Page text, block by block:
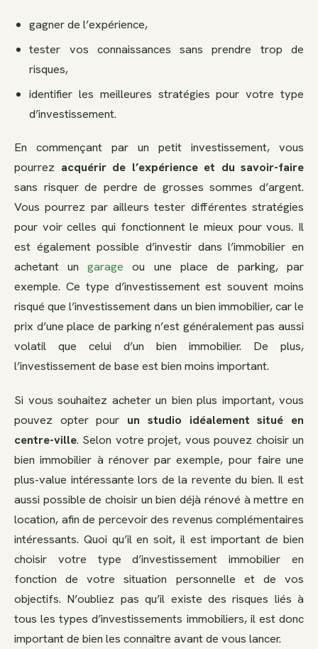
gagner de l’expérience,
tester vos connaissances sans prendre trop de
risques,
identifier les meilleures stratégies pour votre type
d’investissement.
En commençant par un petit investissement, vous
pourrez acquérir de l’expérience et du savoir-faire
sans risquer de perdre de grosses sommes d’argent.
Vous pourrez par ailleurs tester différentes stratégies
pour voir celles qui fonctionnent le mieux pour vous. Il
est également possible d’investir dans l’immobilier en
achetant ungarage ou une place de parking, par
exemple. Ce type d’investissement est souvent moins
risqué que l’investissement dans un bien immobilier, car le
prix d’une place de parking n’est généralement pas aussi
volatil que celui d’un bien immobilier. De plus,
l’investissement de base est bien moins important.
Si vous souhaitez acheter un bien plus important, vous
pouvez opter pour un studio idéalement situé en
centre-ville. Selon votre projet, vous pouvez choisir un
bien immobilier à rénover par exemple, pour faire une
plus-value intéressante lors de la revente du bien. Il est
aussi possible de choisir un bien déjà rénové à mettre en
location, afin de percevoir des revenus complémentaires
intéressants. Quoi qu’il en soit, il est important de bien
choisir votre type d’investissement immobilier en
fonction de votre situation personnelle et de vos
objectifs. N’oubliez pas qu’il existe des risques liés à
tous les types d’investissements immobiliers, il est donc
important de bien les connaître avant de vous lancer.